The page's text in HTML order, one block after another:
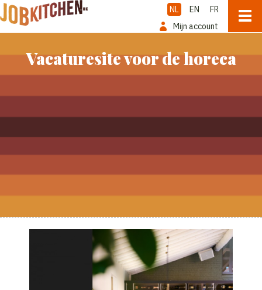
NL EN
FR
Mijn account
Vacaturesite voor de horeca